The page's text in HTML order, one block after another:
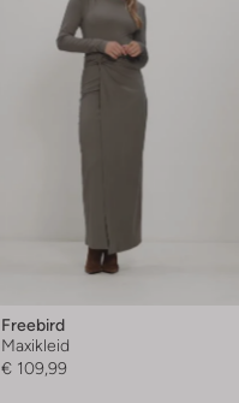
Freebird
Maxikleid
€ 109,99